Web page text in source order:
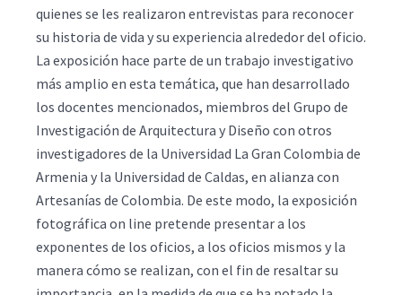
quienes se les realizaron entrevistas para reconocer
su historia de vida y su experiencia alrededor del oficio.
La exposición hace parte de un trabajo investigativo
más amplio en esta temática, que han desarrollado
los docentes mencionados, miembros del Grupo de
Investigación de Arquitectura y Diseño con otros
investigadores de la Universidad La Gran Colombia de
Armenia y la Universidad de Caldas, en alianza con
Artesanías de Colombia. De este modo, la exposición
fotográfica on line pretende presentar a los
exponentes de los oficios, a los oficios mismos y la
manera cómo se realizan, con el fin de resaltar su